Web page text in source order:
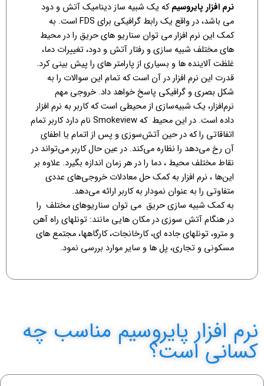
نرم افزار پایروسیمکه یک شبیه ساز دینامیک آتش و دود
می باشد، در واقع یک رابط گرافیکی برای FDS است. به
کمک این نرم افزار می توان سناریو های حریق را در محیط
های مختلف شبیه سازی و رفتار آتش و دود، تغییرات دما،
غلظت آلاینده ها و بسیاری از پارامتر های را پیش بینی کرد.
قدرت این نرم افزار در آن است که تمام این سوالات را به
شکل بصری و گرافیکی پاسخ خواهد داد. خروجی‌ مهم
نرم‌افزار، یک شبیه‌سازی از محیطی است که کاربر به نرم افزار
داده است. در این محیط که Smokeview نام دارد کاربر تمام
اتفاقاتی را که در حین آتش‌سوزی و پس از اتمام یا اطفای
آن رخ می‌دهد را نظاره می‌کند. در عین حال کاربر می‌تواند در
نقاط مختلف محیط ، دما را در هر زمان اندازه بگیرد. علاوه بر
این‌ها ، نرم افزار به کمک حل معادلات خروجی‌های عددی
متفاوتی را به عنوان نمودار به کاربر ارائه می‌دهد.
به کمک شبیه سازی حریق می توان سناریوهای مختلف را
در هنگام آتش سوزی در مکان هایی مانند: تونلهای راه آهن
و مترو، تونلهای جاده ای، کارخانجات، کارگاهها، مجتمع های
مسکونی و تجاری، پل ها و سایر موارد بررسی نمود.
نرم افزار پایروسیم مناسب چه
کسانی است؟